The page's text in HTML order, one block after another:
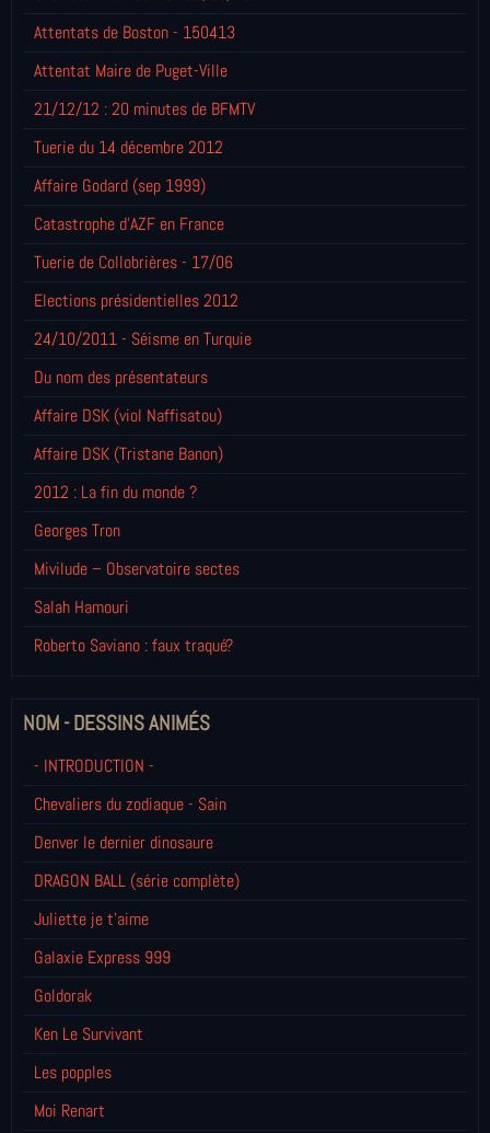
Attentats de Boston - 150413
Attentat Maire de Puget-Ville
21/12/12 : 20 minutes de BFMTV
Tuerie du 14 décembre 2012
Affaire Godard (sep 1999)
Catastrophe d'AZF en France
Tuerie de Collobrières - 17/06
Elections présidentielles 2012
24/10/2011 - Séisme en Turquie
Du nom des présentateurs
Affaire DSK (viol Naffisatou)
Affaire DSK (Tristane Banon)
2012 : La fin du monde ?
Georges Tron
Mivilude – Observatoire sectes
Salah Hamouri
Roberto Saviano : faux traqué?
NOM - DESSINS ANIMÉS
- INTRODUCTION -
Chevaliers du zodiaque - Sain
Denver le dernier dinosaure
DRAGON BALL (série complète)
Juliette je t’aime
Galaxie Express 999
Goldorak
Ken Le Survivant
Les popples
Moi Renart